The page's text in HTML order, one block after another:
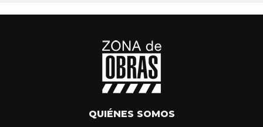
QUIÉNES SOMOS